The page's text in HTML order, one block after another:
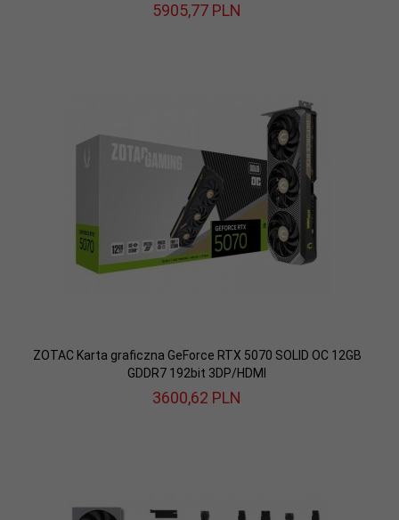
5905,77 PLN
ZOTAC Karta graficzna GeForce RTX 5070 SOLID OC 12GB
GDDR7 192bit 3DP/HDMI
3600,62 PLN